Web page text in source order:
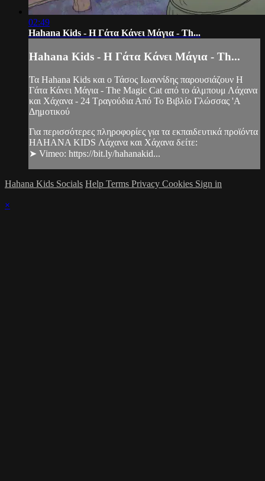
02:49
Hahana Kids - Η Γάτα Κάνει Μάγια - Th...
Hahana Kids - Η Γάτα Κάνει Μάγια - Th...
Τα Hahana Kids και ο Τάσος Ιωαννίδης παρουσιάζουν Η
Γάτα Κάνει Μάγια - The Magic Cat από το άλμπουμ Λάχανα
και Χάχανα - 24 Τραγούδια Από Το Βιβλίο Γλώσσας 'Α
Δημοτικού
Για περισσότερες πληροφορίες για τα εκπαιδευτικά προϊόντα
HAHANA KIDS Λάχανα και Χάχανα δείτε:
➤ Vimeo: https://bit.ly/hahanakid...
Hahana Kids Socials Help Terms Privacy Cookies Sign in
×